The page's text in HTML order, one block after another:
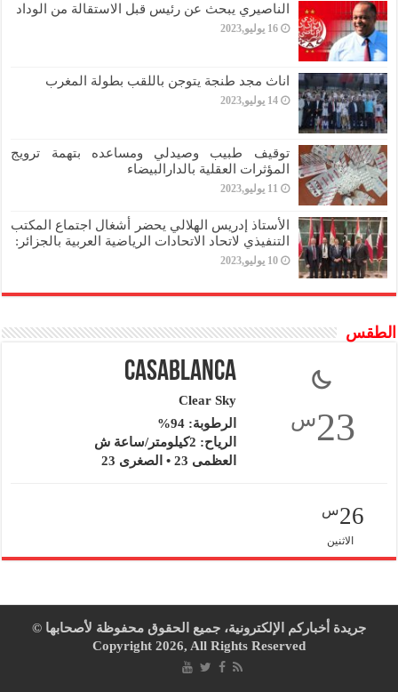
الناصيري يبحث عن رئيس قبل الاستقالة من الوداد
16 يوليو,2023
اناث مجد طنجة يتوجن باللقب بطولة المغرب
14 يوليو,2023
توقيف طبيب وصيدلي ومساعده بتهمة ترويج
المؤثرات العقلية بالدارالبيضاء
11 يوليو,2023
الأستاذ إدريس الهلالي يحضر أشغال اجتماع المكتب
التنفيذي لاتحاد الاتحادات الرياضية العربية بالجزائر:
10 يوليو,2023
الطقس
23س
Casablanca
Clear Sky
الرطوبة: 94%
الرياح: 2كيلومتر/ساعة ش
العظمى 23 • الصغرى 23
26س
الاثنين
جريدة أخباركم الإلكترونية، جميع الحقوق محفوظة لأصحابها ©
Copyright 2026, All Rights Reserved